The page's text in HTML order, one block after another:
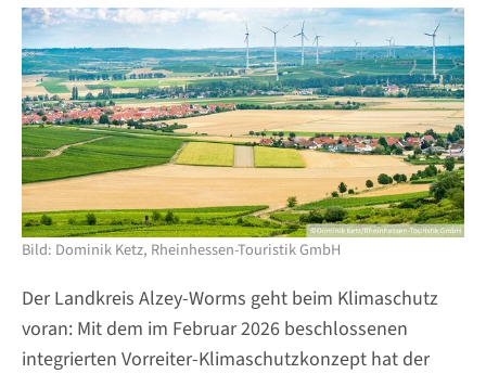
Bild: Dominik Ketz, Rheinhessen-Touristik GmbH
Der Landkreis Alzey-Worms geht beim Klimaschutz
voran: Mit dem im Februar 2026 beschlossenen
integrierten Vorreiter-Klimaschutzkonzept hat der